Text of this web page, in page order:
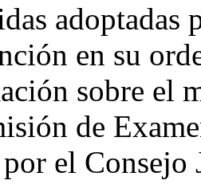
adoptadas
en su
sobre el
de
por el